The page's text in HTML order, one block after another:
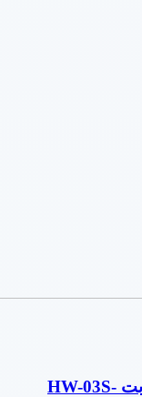
دزدگیر اماکن Tesso سیم کارتی و ثابت HW-03S-